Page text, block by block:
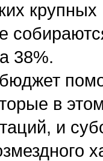
38%.
в
и